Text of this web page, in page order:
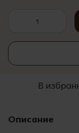
В
Описание